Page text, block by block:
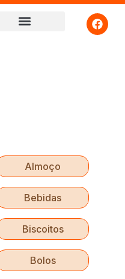
Almoço
Bebidas
Biscoitos
Bolos